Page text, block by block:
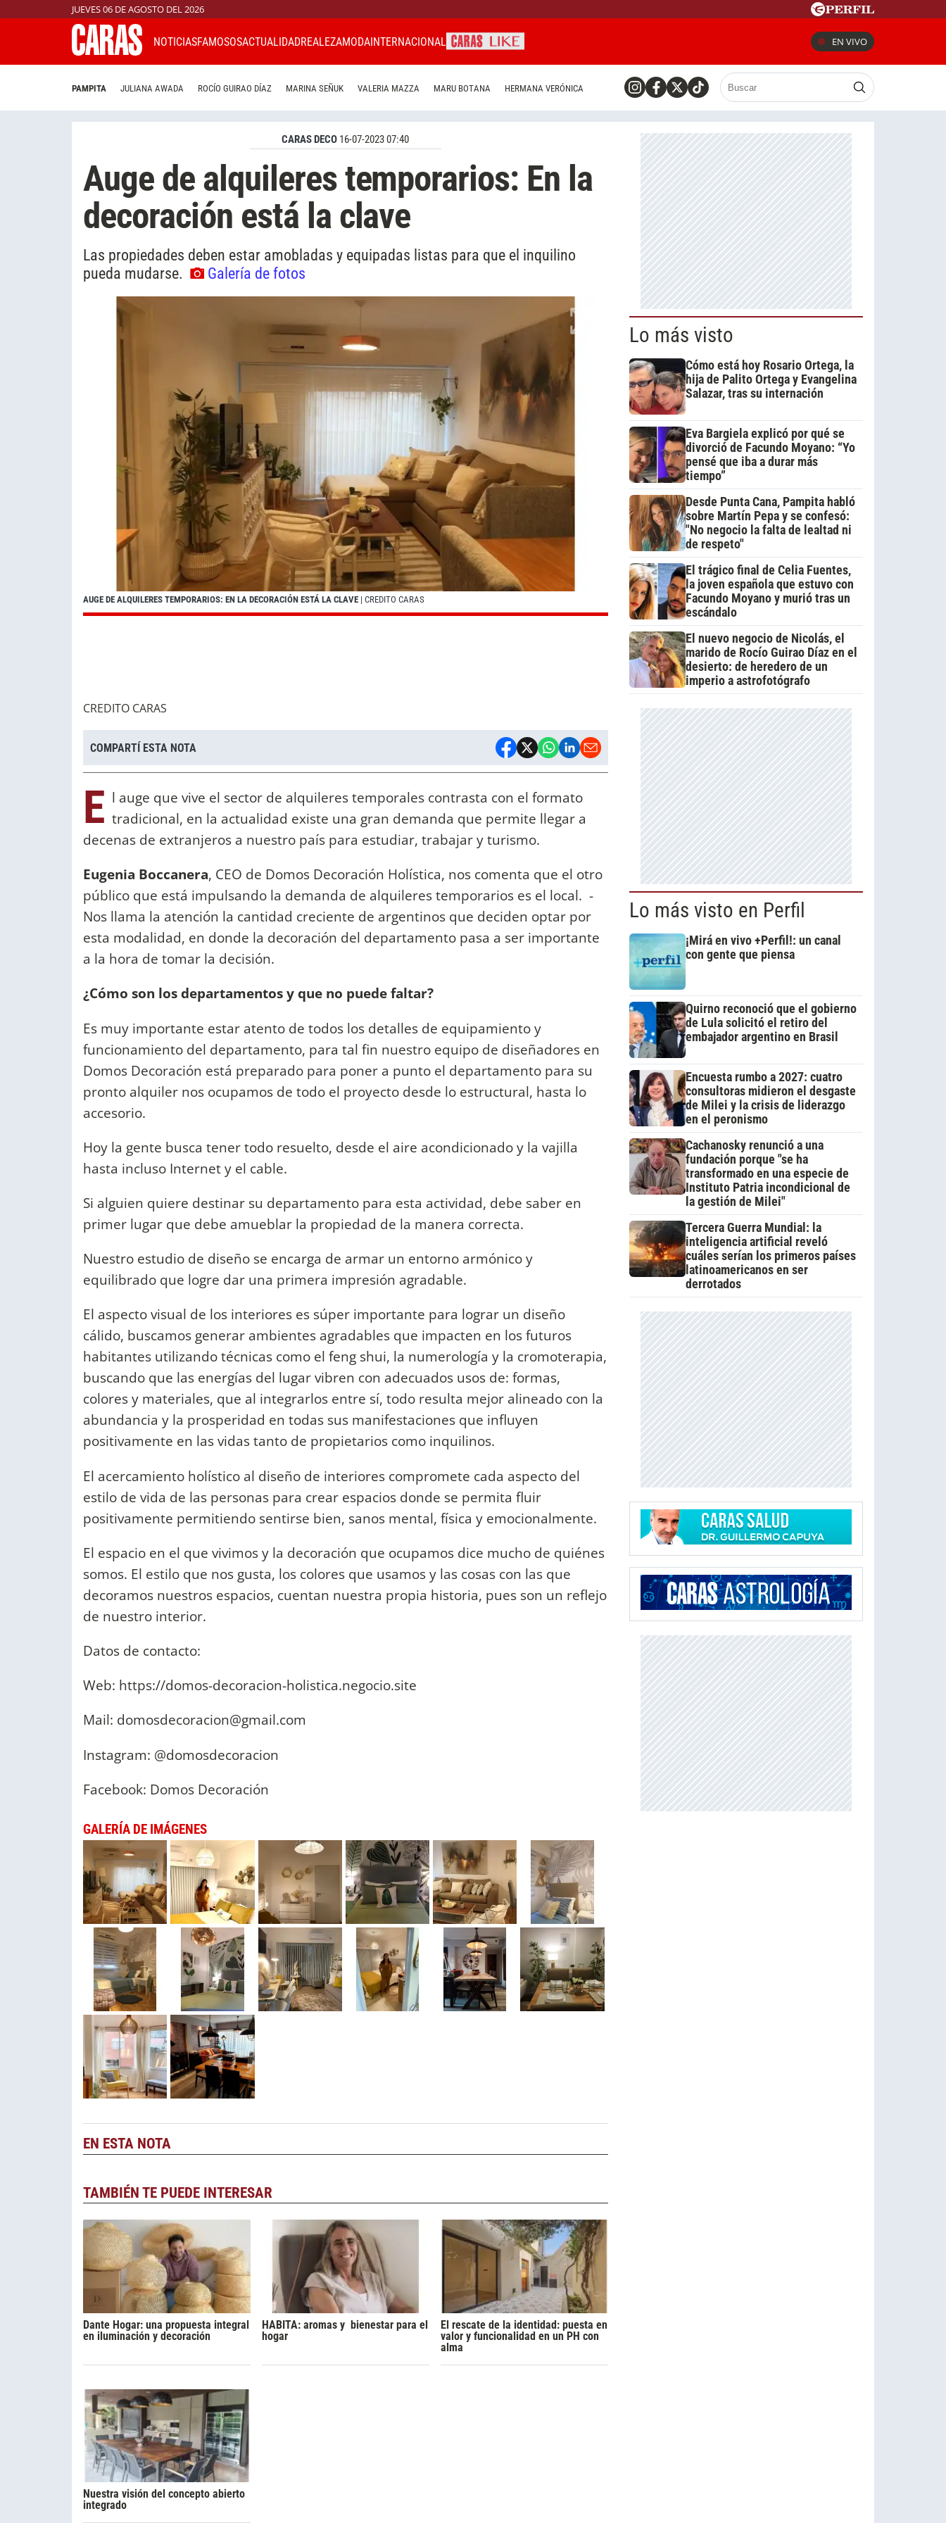
JUEVES 06 DE AGOSTO DEL 2026
NOTICIASFAMOSOSACTUALIDADREALEZAMODAINTERNACIONAL EN VIVO
PAMPITA JULIANA AWADA ROCÍO GUIRAO DÍAZ MARINA SEÑUK VALERIA MAZZA MARU BOTANA HERMANA VERÓNICA
CARAS DECO 16-07-2023 07:40
Auge de alquileres temporarios: En la
decoración está la clave
Las propiedades deben estar amobladas y equipadas listas para que el inquilino
pueda mudarse.
Galería de fotos
AUGE DE ALQUILERES TEMPORARIOS: EN LA DECORACIÓN ESTÁ LA CLAVE | CREDITO CARAS
CREDITO CARAS
COMPARTÍ ESTA NOTA
E l auge que vive el sector de alquileres temporales contrasta con el formato
tradicional, en la actualidad existe una gran demanda que permite llegar a
decenas de extranjeros a nuestro país para estudiar, trabajar y turismo.
Eugenia Boccanera, CEO de Domos Decoración Holística, nos comenta que el otro
público que está impulsando la demanda de alquileres temporarios es el local. -
Nos llama la atención la cantidad creciente de argentinos que deciden optar por
esta modalidad, en donde la decoración del departamento pasa a ser importante
a la hora de tomar la decisión.
¿Cómo son los departamentos y que no puede faltar?
Es muy importante estar atento de todos los detalles de equipamiento y
funcionamiento del departamento, para tal fin nuestro equipo de diseñadores en
Domos Decoración está preparado para poner a punto el departamento para su
pronto alquiler nos ocupamos de todo el proyecto desde lo estructural, hasta lo
accesorio.
Hoy la gente busca tener todo resuelto, desde el aire acondicionado y la vajilla
hasta incluso Internet y el cable.
Si alguien quiere destinar su departamento para esta actividad, debe saber en
primer lugar que debe amueblar la propiedad de la manera correcta.
Nuestro estudio de diseño se encarga de armar un entorno armónico y
equilibrado que logre dar una primera impresión agradable.
El aspecto visual de los interiores es súper importante para lograr un diseño
cálido, buscamos generar ambientes agradables que impacten en los futuros
habitantes utilizando técnicas como el feng shui, la numerología y la cromoterapia,
buscando que las energías del lugar vibren con adecuados usos de: formas,
colores y materiales, que al integrarlos entre sí, todo resulta mejor alineado con la
abundancia y la prosperidad en todas sus manifestaciones que influyen
positivamente en las vidas tanto de propietarios como inquilinos.
El acercamiento holístico al diseño de interiores compromete cada aspecto del
estilo de vida de las personas para crear espacios donde se permita fluir
positivamente permitiendo sentirse bien, sanos mental, física y emocionalmente.
El espacio en el que vivimos y la decoración que ocupamos dice mucho de quiénes
somos. El estilo que nos gusta, los colores que usamos y las cosas con las que
decoramos nuestros espacios, cuentan nuestra propia historia, pues son un reflejo
de nuestro interior.
Datos de contacto:
Web: https://domos-decoracion-holistica.negocio.site
Mail: domosdecoracion@gmail.com
Instagram: @domosdecoracion
Facebook: Domos Decoración
GALERÍA DE IMÁGENES
EN ESTA NOTA
TAMBIÉN TE PUEDE INTERESAR
Dante Hogar: una propuesta integral
en iluminación y decoración
HABITA: aromas y bienestar para el
hogar
El rescate de la identidad: puesta en
valor y funcionalidad en un PH con
alma
Nuestra visión del concepto abierto
integrado
Lo más visto
Cómo está hoy Rosario Ortega, la
hija de Palito Ortega y Evangelina
Salazar, tras su internación
Eva Bargiela explicó por qué se
divorció de Facundo Moyano: “Yo
pensé que iba a durar más
tiempo”
Desde Punta Cana, Pampita habló
sobre Martín Pepa y se confesó:
"No negocio la falta de lealtad ni
de respeto"
El trágico final de Celia Fuentes,
la joven española que estuvo con
Facundo Moyano y murió tras un
escándalo
El nuevo negocio de Nicolás, el
marido de Rocío Guirao Díaz en el
desierto: de heredero de un
imperio a astrofotógrafo
Lo más visto en Perfil
¡Mirá en vivo +Perfil!: un canal
con gente que piensa
Quirno reconoció que el gobierno
de Lula solicitó el retiro del
embajador argentino en Brasil
Encuesta rumbo a 2027: cuatro
consultoras midieron el desgaste
de Milei y la crisis de liderazgo
en el peronismo
Cachanosky renunció a una
fundación porque "se ha
transformado en una especie de
Instituto Patria incondicional de
la gestión de Milei"
Tercera Guerra Mundial: la
inteligencia artificial reveló
cuáles serían los primeros países
latinoamericanos en ser
derrotados